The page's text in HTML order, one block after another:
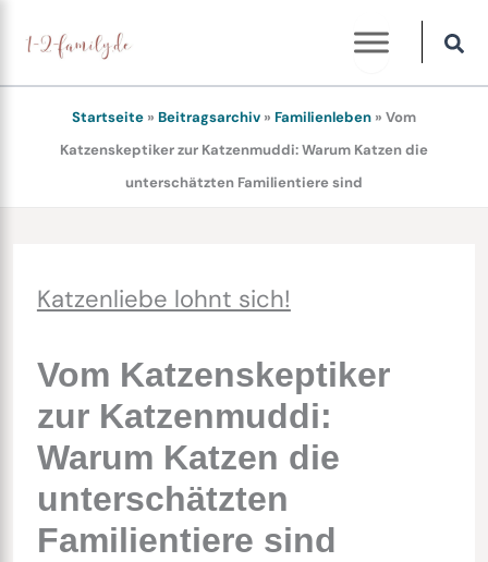
Inhalt
springen
Startseite » Beitragsarchiv » Familienleben » Vom
Katzenskeptiker zur Katzenmuddi: Warum Katzen die
unterschätzten Familientiere sind
Katzenliebe lohnt sich!
Vom Katzenskeptiker
zur Katzenmuddi:
Warum Katzen die
unterschätzten
Familientiere sind